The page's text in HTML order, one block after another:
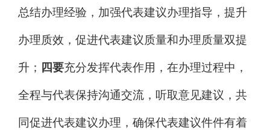
总结办理经验， 加强代表建议办理指导，提升
办理质效，促进代表建议质量和办理质量双提
升； 四要充分发挥代表作用，在办理过程中，
全程与代表保持沟通交流，听取意见建议，共
同促进代表建议办理 ， 确保代表建议件件有着